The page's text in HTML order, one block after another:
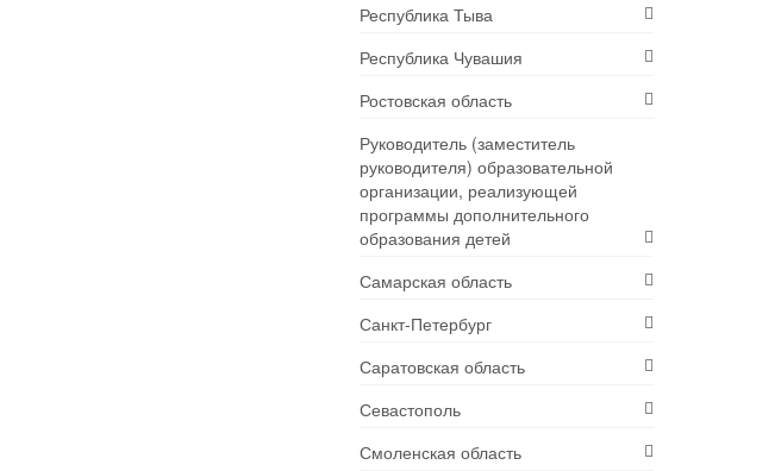
Республика Тыва
Республика Чувашия
Ростовская область
Руководитель (заместитель
руководителя) образовательной
организации, реализующей
программы дополнительного
образования детей
Самарская область
Санкт-Петербург
Саратовская область
Севастополь
Смоленская область